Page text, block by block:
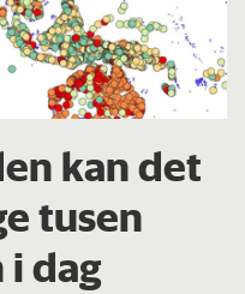
kan det
tusen
dag